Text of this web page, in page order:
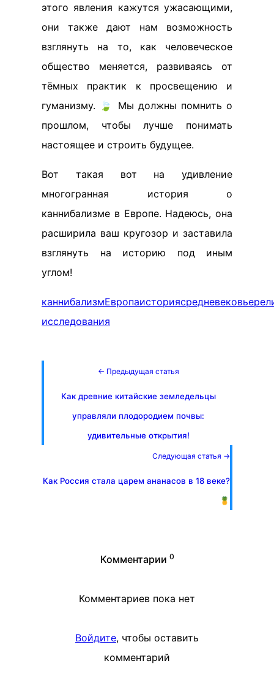
этого явления кажутся ужасающими,
они также дают нам возможность
взглянуть на то, как человеческое
общество меняется, развиваясь от
тёмных практик к просвещению и
гуманизму. 🍃 Мы должны помнить о
прошлом, чтобы лучше понимать
настоящее и строить будущее.
Вот такая вот на удивление
многогранная история о
каннибализме в Европе. Надеюсь, она
расширила ваш кругозор и заставила
взглянуть на историю под иным
углом!
каннибализмЕвропаисториясредневековье
исследования
← Предыдущая статья
Как древние китайские земледельцы
управляли плодородием почвы:
удивительные открытия!
Следующая статья →
Как Россия стала царем ананасов в 18 веке?
🍍
Комментарии 0
Комментариев пока нет
Войдите, чтобы оставить
комментарий